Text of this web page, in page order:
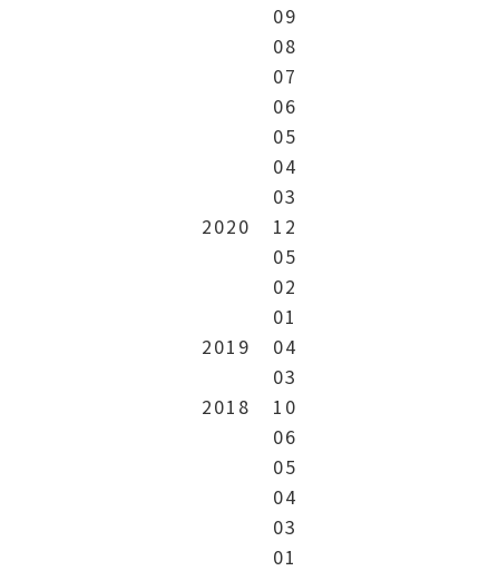
09
08
07
06
05
04
03
2020
12
05
02
01
2019
04
03
2018
10
06
05
04
03
01